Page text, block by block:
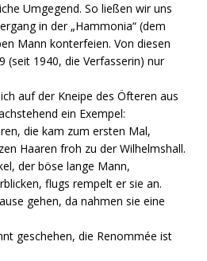
Umgegend. So ließen wir uns
in der „Hammonia“ (dem
Mann konterfeien. Von diesen
(seit 1940, die Verfasserin) nur
auf der Kneipe des Öfteren aus
ein Exempel:
die kam zum ersten Mal,
Haaren froh zu der Wilhelmshall.
der böse lange Mann,
flugs rempelt er sie an.
gehen, da nahmen sie eine
geschehen, die Renommée ist